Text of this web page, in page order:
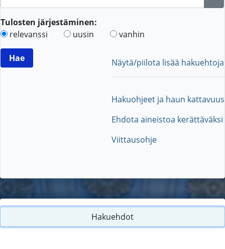
Tulosten järjestäminen:
relevanssi
uusin vanhin
Näytä/piilota lisää hakuehtoja
Hakuohjeet ja haun kattavuus
Ehdota aineistoa kerättäväksi
Viittausohje
Hakuehdot